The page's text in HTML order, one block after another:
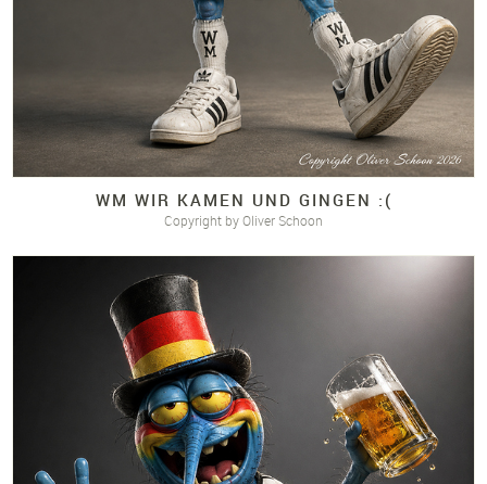
WM WIR KAMEN UND GINGEN :(
Copyright by Oliver Schoon